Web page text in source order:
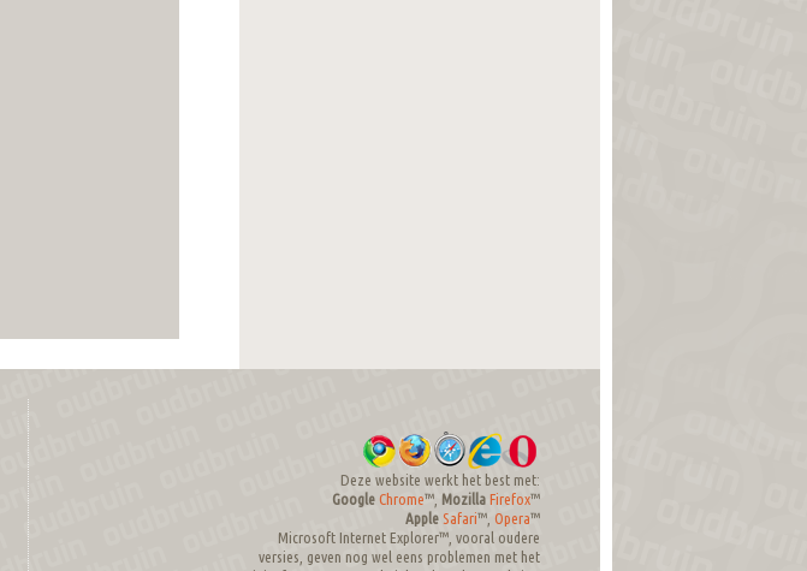
Deze website werkt het best met:
Google Chrome™, Mozilla Firefox™
Apple Safari™, Opera™
Microsoft Internet Explorer™, vooral oudere
versies, geven nog wel eens problemen met het